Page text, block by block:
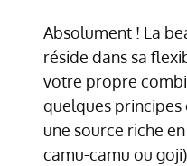
Absolument ! La
réside dans sa
votre propre
quelques principes
une source riche en
camu-camu ou